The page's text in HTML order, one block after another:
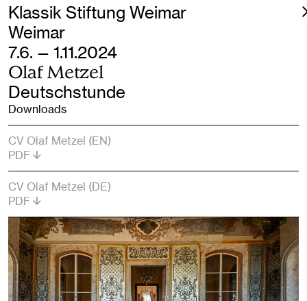
Klassik Stiftung Weimar
Weimar
7.6. — 1.11.2024
Olaf Metzel
Deutschstunde
Downloads
CV Olaf Metzel (EN)
PDF
CV Olaf Metzel (DE)
PDF